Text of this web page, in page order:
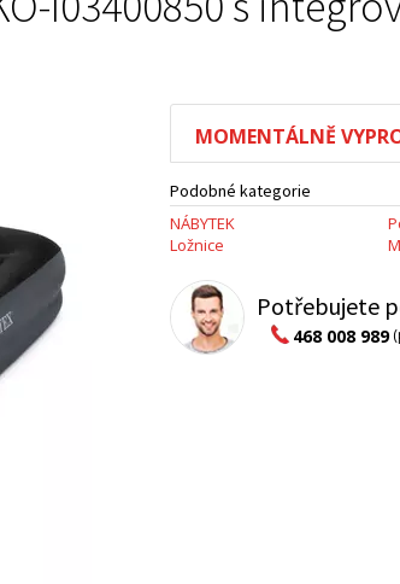
MOMENTÁLNĚ
Podobné kategorie
NÁBYTEK
Ložnice
Potřebujete
468 008 989